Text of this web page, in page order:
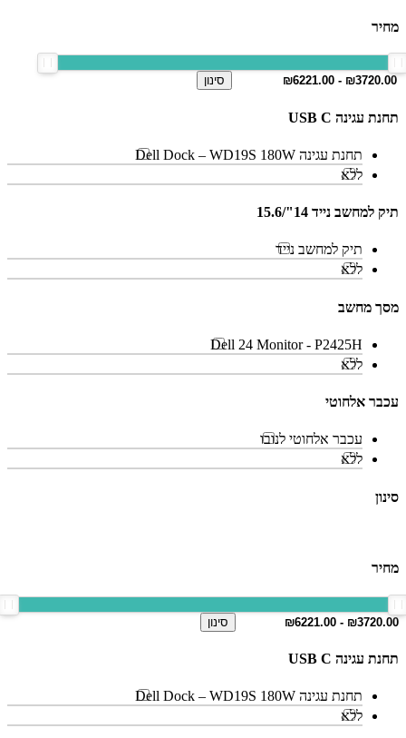
מחיר
סינון
תחנת עגינה USB C
תחנת עגינה Dell Dock – WD19S 180W
ללא
תיק למחשב נייד 14"/15.6
תיק למחשב נייד
ללא
מסך מחשב
Dell 24 Monitor - P2425H
ללא
עכבר אלחוטי
עכבר אלחוטי לנובו
ללא
סינון
מחיר
סינון
תחנת עגינה USB C
תחנת עגינה Dell Dock – WD19S 180W
ללא